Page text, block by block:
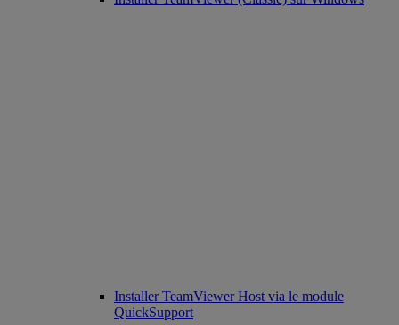
Installer TeamViewer Host via le module
QuickSupport